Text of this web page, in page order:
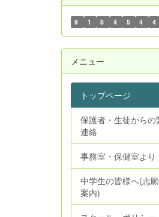
9 1 8 4 5 4 4
メニュー
トップページ
保護者・生徒からの
連絡
事務室・保健室より
中学生の皆様へ(志
案内)